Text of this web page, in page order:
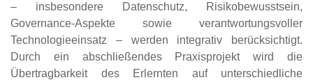
– insbesondere Datenschutz, Risikobewusstsein,
Governance‑Aspekte sowie verantwortungsvoller
Technologieeinsatz – werden integrativ berücksichtigt.
Durch ein abschließendes Praxisprojekt wird die
Übertragbarkeit des Erlernten auf unterschiedliche